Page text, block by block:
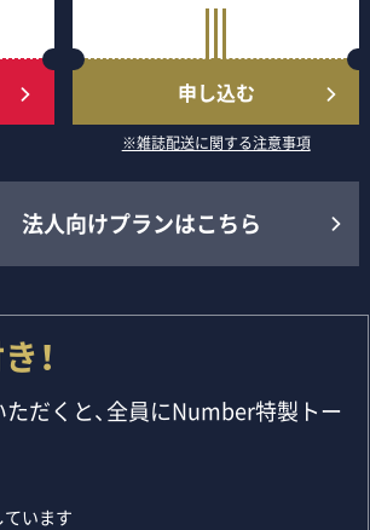
申し込む
※雑誌配送に関する注意事項
法人向けプランはこちら
！
ただくと、全員にNumber特製トー
います